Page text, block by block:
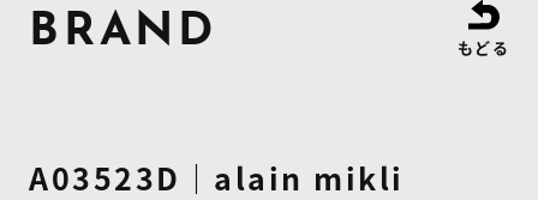
BRAND もどる
A03523D｜alain mikli